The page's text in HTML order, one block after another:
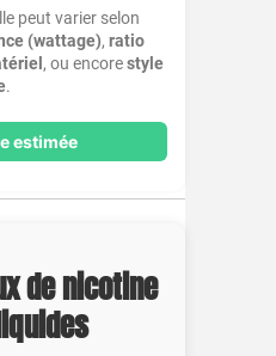
peut varier selon
(wattage),ratio
, ou encorestyle
.
estimée
de nicotine